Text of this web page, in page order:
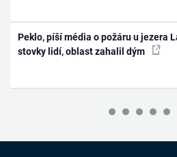
Peklo, píší média o požáru u jezera
stovky lidí, oblast zahalil dým